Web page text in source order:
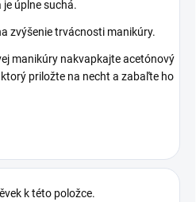
úplne suchá.
zvýšenie trvácnosti manikúry.
manikúry nakvapkajte acetónový
priložte na necht a zabaľte ho
k této položce.